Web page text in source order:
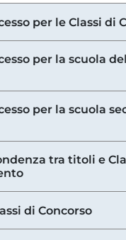
per le Classi di
per la scuola
per la scuola
tra titoli e
di Concorso